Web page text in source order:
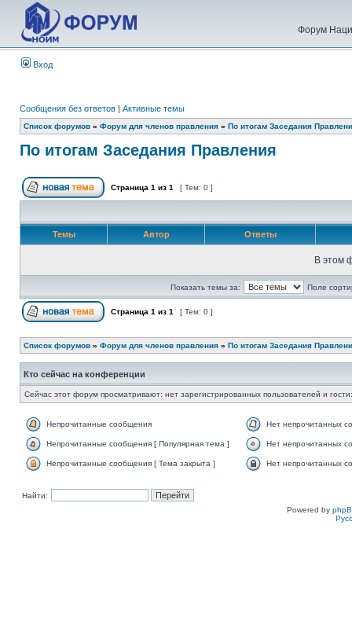
Форум
Вход
Сообщения без ответов | Активные темы
Список форумов » Форум для членов правления » По итогам Заседания
По итогам Заседания Правления
Страница 1 из 1 [ Тем: 0 ]
Темы Автор Ответы
В этом
Показать темы за: Поле
Страница 1 из 1 [ Тем: 0 ]
Список форумов » Форум для членов правления » По итогам Заседания
Кто сейчас на конференции
Сейчас этот форум просматривают: нет зарегистрированных пользователей и
Непрочитанные сообщения Нет непрочитанных
Непрочитанные сообщения [ Популярная тема ] Нет непрочитанных
Непрочитанные сообщения [ Тема закрыта ] Нет непрочитанных
Найти:
Powered by